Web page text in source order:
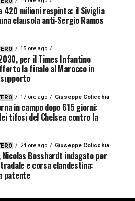
420 milioni respinta: il Siviglia
clausola anti‑Sergio Ramos
15 ore ago
per il Times Infantino
la finale al Marocco in
17 ore ago Giuseppe Colicchia
in campo dopo 615 giorni:
tifosi del Chelsea contro la
24 ore ago Giuseppe Colicchia
Nicolas Bosshardt indagato per
e corsa clandestina:
patente